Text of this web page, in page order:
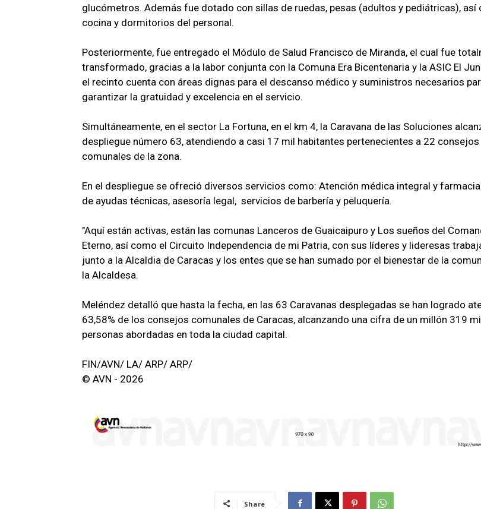
glucómetros. Además fue dotado con sillas de ruedas, pesas (adultos y pediátricas), así
cocina y dormitorios del personal.
Posteriormente, fue entregado el Módulo de Salud Francisco de Miranda, el cual fue
transformado, gracias a la labor conjunta con la Comuna Era Bicentenaria y la ASIC El
el recinto cuenta con áreas dignas para el descanso médico y suministros necesarios
garantizar la gratuidad y excelencia en el servicio.
Simultáneamente, en el sector La Fortuna, en el km 4, la Caravana de las Soluciones
despliegue número 63, atendiendo a casi 17 mil habitantes pertenecientes a 22 consejos
comunales de la zona.
En el despliegue se ofreció diversos servicios como: Atención médica integral y
de ayudas técnicas, asesoría legal, servicios de barbería y peluquería.
"Aquí están activas, están las comunas Lanceros de Guaicaipuro y Los sueños del
Eterno, así como el Circuito Independencia de mi Patria, con sus líderes y lideresas
junto a la Alcaldia de Caracas y los entes que se han sumado por el bienestar de la
la Alcaldesa.
Meléndez detalló que hasta la fecha, en las 63 Caravanas desplegadas se han logrado
63,58% de los consejos comunales de Caracas, alcanzando una cifra de un millón 319
personas abordadas en toda la ciudad capital.
FIN/AVN/ LA/ ARP/ ARP/
© AVN - 2026
Share